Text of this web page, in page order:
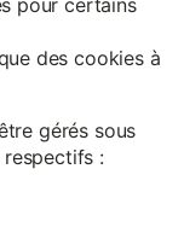
des cookies à
gérés sous
respectifs :